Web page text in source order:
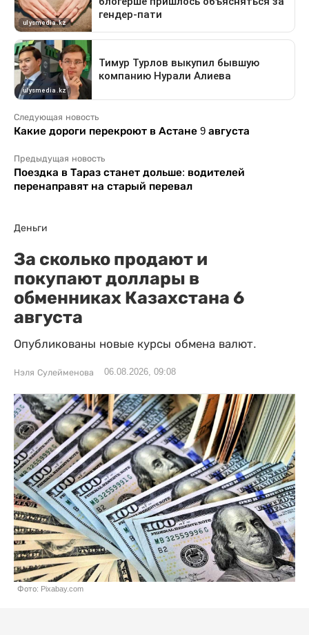
Следующая новость
Какие дороги перекроют в Астане 9 августа
Предыдущая новость
Поездка в Тараз станет дольше: водителей
перенаправят на старый перевал
Деньги
За сколько продают и
покупают доллары в
обменниках Казахстана 6
августа
Опубликованы новые курсы обмена валют.
Нэля Сулейменова 06.08.2026, 09:08
Фото: Pixabay.com